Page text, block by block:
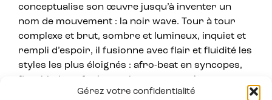
Gérez votre confidentialité
conceptualise son œuvre jusqu’à inventer un
nom de mouvement : la noir wave. Tour à tour
complexe et brut, sombre et lumineux, inquiet et
rempli d’espoir, il fusionne avec flair et fluidité les
styles les plus éloignés : afro-beat en syncopes,
des échos de cold-wave, son timbre de voix est